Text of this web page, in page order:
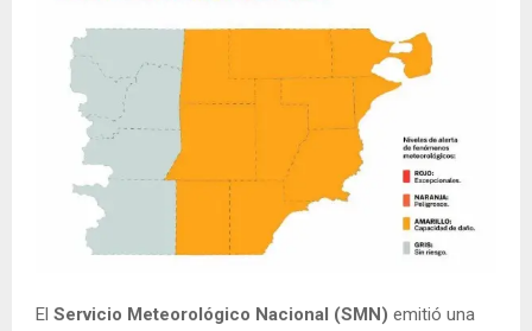
El Servicio Meteorológico Nacional (SMN) emitió una